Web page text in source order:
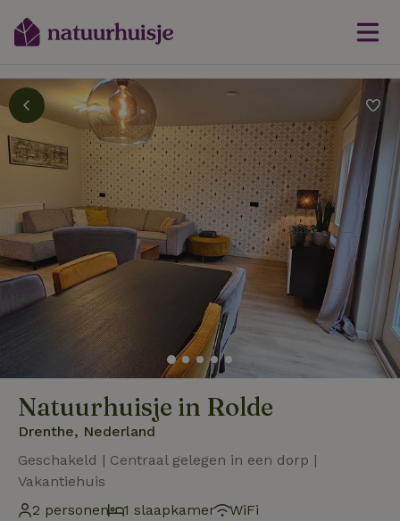
Natuurhuisje in Rolde
Drenthe, Nederland
Geschakeld | Centraal gelegen in een dorp |
Vakantiehuis
2 personen
1 slaapkamer
WiFi